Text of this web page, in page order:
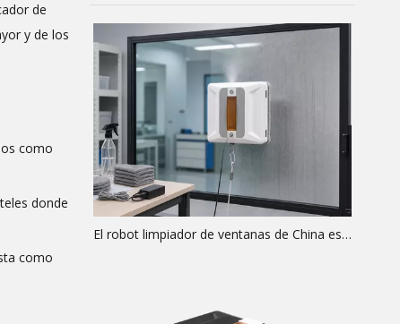
de
y de los
como
donde
como
El robot limpiador de ventanas de China es tendencia mundial. Por qué: análisis global